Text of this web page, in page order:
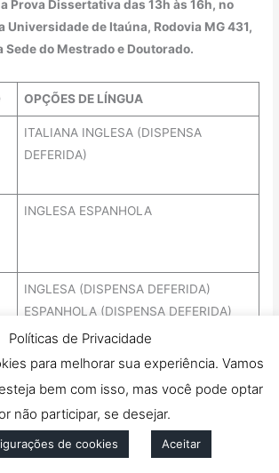
Prova Dissertativa das 13h às 16h, no
Universidade de Itaúna, Rodovia MG 431,
Sede do Mestrado e Doutorado.
OPÇÕES DE LÍNGUA
ITALIANA INGLESA (DISPENSA
DEFERIDA)
INGLESA ESPANHOLA
INGLESA (DISPENSA DEFERIDA)
ESPANHOLA (DISPENSA DEFERIDA)
Políticas de Privacidade
para melhorar sua experiência. Vamos
bem com isso, mas você pode optar
não participar, se desejar.
de cookies Aceitar